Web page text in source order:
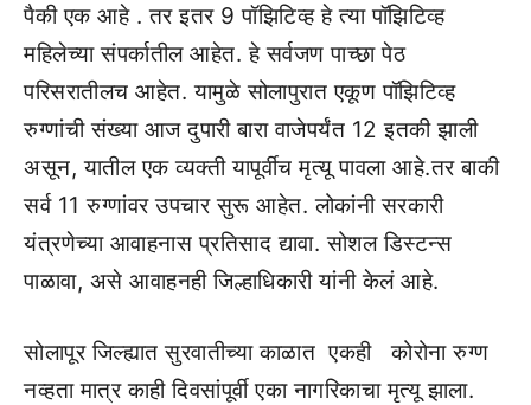
पैकी एक आहे . तर इतर 9 पॉझिटिव्ह हे त्या पॉझिटिव्ह
महिलेच्या संपर्कातील आहेत. हे सर्वजण पाच्छा पेठ
परिसरातीलच आहेत. यामुळे सोलापुरात एकूण पॉझिटिव्ह
रुग्णांची संख्या आज दुपारी बारा वाजेपर्यंत 12 इतकी झाली
असून, यातील एक व्यक्ती यापूर्वीच मृत्यू पावला आहे.तर बाकी
सर्व 11 रुग्णांवर उपचार सुरू आहेत. लोकांनी सरकारी
यंत्रणेच्या आवाहनास प्रतिसाद द्यावा. सोशल डिस्टन्स
पाळावा, असे आवाहनही जिल्हाधिकारी यांनी केलं आहे.
सोलापूर जिल्ह्यात सुरवातीच्या काळात एकही कोरोना रुग्ण
नव्हता मात्र काही दिवसांपूर्वी एका नागरिकाचा मृत्यू झाला.